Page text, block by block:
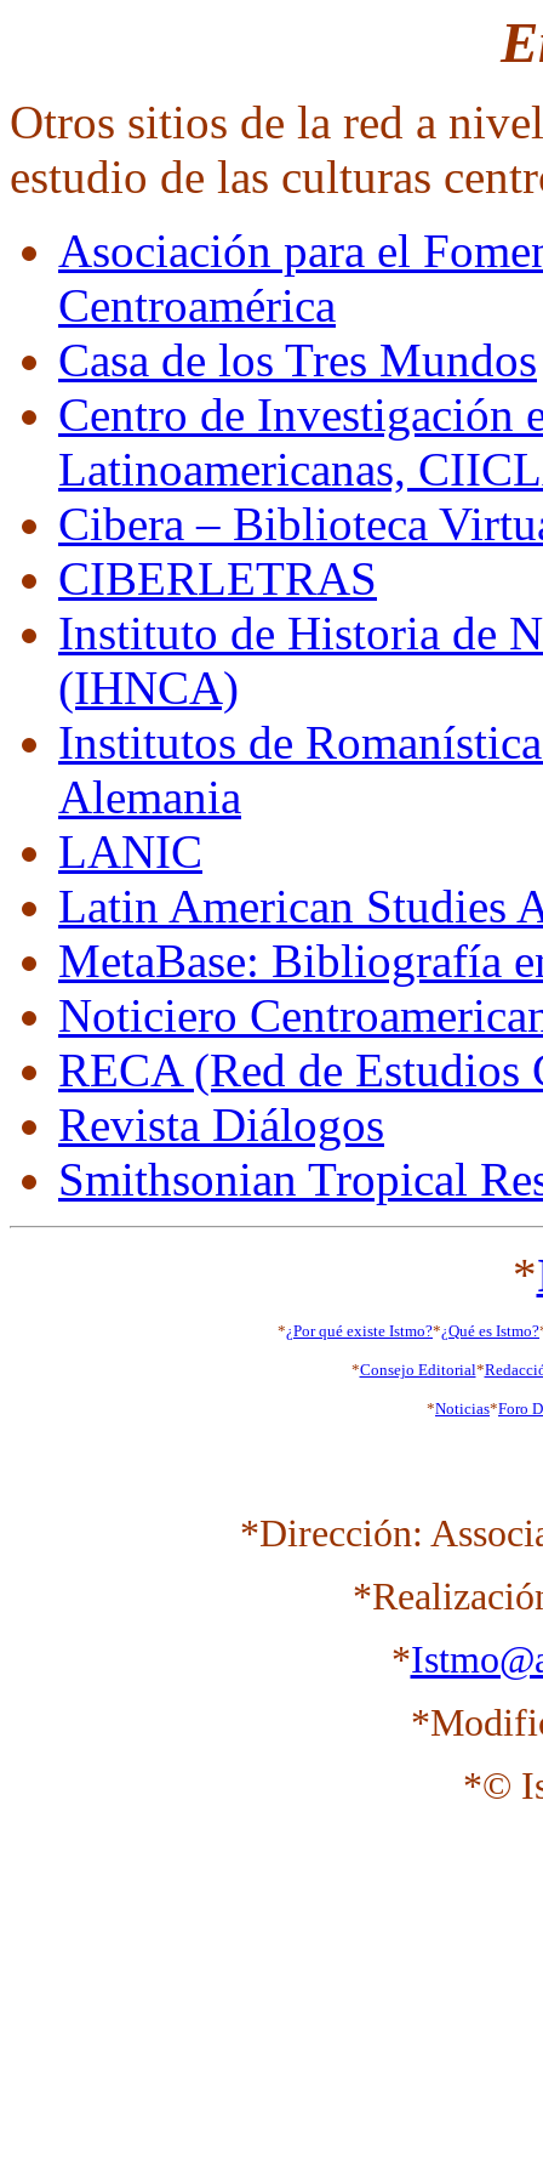
Otros sitios de la red a
estudio de las culturas
Asociación para el
Centroamérica
Casa de los Tres Mundos
Centro de Investigación
Latinoamericanas,
Cibera – Biblioteca
CIBERLETRAS
Instituto de Historia de
(IHNCA)
Institutos de
Alemania
LANIC
Latin American Studies
MetaBase: Bibliografía
Noticiero
RECA (Red de Estudios
Revista Diálogos
Smithsonian Tropical
*
*¿Por qué existe Istmo?*¿Qué es Istmo?
*Consejo Editorial*
*Noticias*Foro
*Dirección:
*
*©